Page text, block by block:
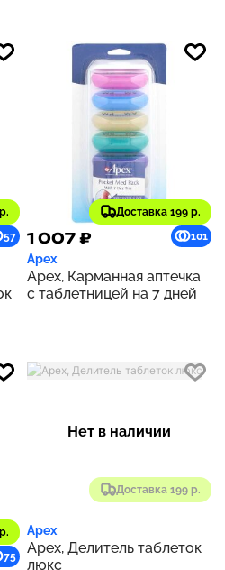
57
Доставка 199 р.
1 007 ₽ 101
Apex
Apex, Карманная аптечка
с таблетницей на 7 дней
75
Доставка 199 р.
Нет в наличии
Apex
Apex, Делитель таблеток
люкс